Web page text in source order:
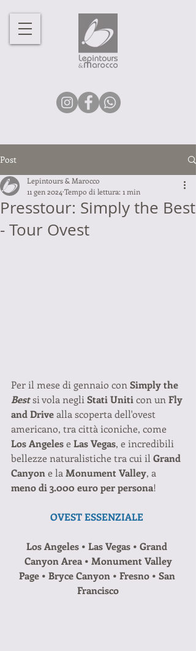
Post
Presstour: Simply the Best
- Tour Ovest
Lepintours & Marocco
11 gen 2024 Tempo di lettura: 1 min
Per il mese di gennaio con Simply the
Bestsi vola negli Stati Uniti con un Fly
and Drive alla scoperta dell'ovest
americano, tra città iconiche, come
Los Angeles e Las Vegas, e incredibili
bellezze naturalistiche tra cui il Grand
Canyon e la Monument Valley, a
meno di 3.000 euro per persona!
OVEST ESSENZIALE
Los Angeles • Las Vegas • Grand
Canyon Area • Monument Valley
Page • Bryce Canyon • Fresno • San
Francisco